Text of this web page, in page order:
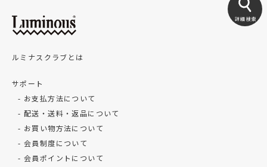
詳細検索
ルミナスクラブとは
サポート
お支払方法について
配送・送料・返品について
お買い物方法について
会員制度について
会員ポイントについて